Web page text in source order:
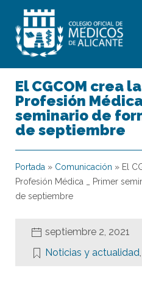
El CGCOM crea
Profesión
seminario de
de septiembre
Portada » Comunicación » El
Profesión Médica _ Primer
de septiembre
septiembre 2, 2021
Noticias y actualidad,